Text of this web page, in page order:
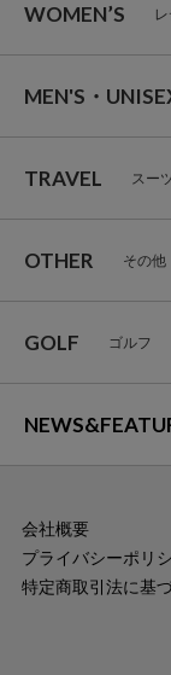
WOMEN’S
MEN'S・
TRAVEL スー
OTHER その他
GOLF ゴルフ
会社概要
プライバシーポリ
特定商取引法に基